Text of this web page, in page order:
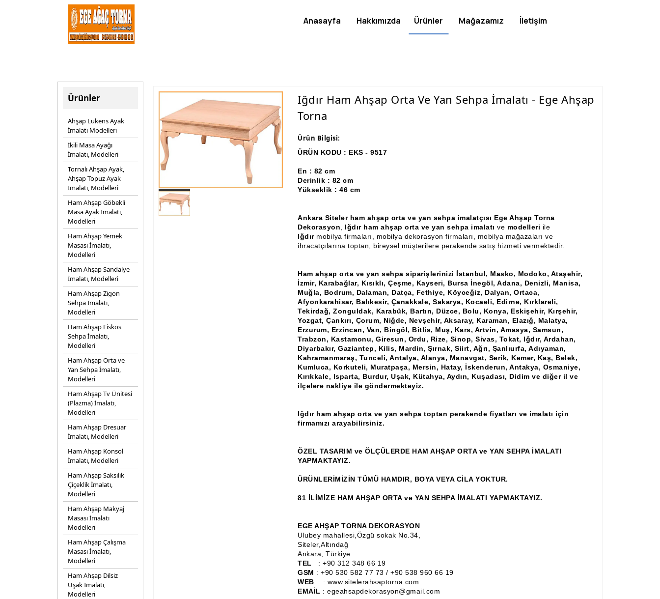
Ürünler
Ahşap Lukens Ayak
İmalatı Modelleri
İkili Masa Ayağı
İmalatı, Modelleri
Tornalı Ahşap Ayak,
Ahşap Topuz Ayak
İmalatı, Modelleri
Ham Ahşap Göbekli
Masa Ayak İmalatı,
Modelleri
Ham Ahşap Yemek
Masası İmalatı,
Modelleri
Ham Ahşap Sandalye
İmalatı, Modelleri
Ham Ahşap Zigon
Sehpa İmalatı,
Modelleri
Ham Ahşap Fiskos
Sehpa İmalatı,
Modelleri
Ham Ahşap Orta ve
Yan Sehpa İmalatı,
Modelleri
Ham Ahşap Tv Ünitesi
(Plazma) İmalatı,
Modelleri
Ham Ahşap Dresuar
İmalatı, Modelleri
Ham Ahşap Konsol
İmalatı, Modelleri
Ham Ahşap Saksılık
Çiçeklik İmalatı,
Modelleri
Ham Ahşap Makyaj
Masası İmalatı
Modelleri
Ham Ahşap Çalışma
Masası İmalatı,
Modelleri
Ham Ahşap Dilsiz
Uşak İmalatı,
Modelleri
Iğdır Ham Ahşap Orta Ve Yan Sehpa İmalatı - Ege Ahşap
Torna
Ürün Bilgisi:
ÜRÜN KODU : EKS - 9517
En : 82 cm
Derinlik : 82 cm
Yükseklik : 46 cm
Ankara Siteler ham ahşap orta ve yan sehpa imalatçısı Ege Ahşap Torna
Dekorasyon
Iğdır ham ahşap orta ve yan sehpa imalatı ve modelleri ile
Iğdır mobilya firmaları, mobilya dekorasyon firmaları, mobilya mağazaları ve
ihracatçılarına toptan, bireysel müşterilere perakende satış hizmeti vermektedir.
Ham ahşap orta ve yan sehpa siparişlerinizi İstanbul, Masko, Modoko, Ataşehir,
İzmir, Karabağlar, Kısıklı, Çeşme, Kayseri, Bursa İnegöl, Adana, Denizli, Manisa,
Muğla, Bodrum, Dalaman, Datça, Fethiye, Köyceğiz, Dalyan, Ortaca,
Afyonkarahisar, Balıkesir, Çanakkale, Sakarya, Kocaeli, Edirne, Kırklareli,
Tekirdağ, Zonguldak, Karabük, Bartın, Düzce, Bolu, Konya, Eskişehir, Kırşehir,
Yozgat, Çankırı, Çorum, Niğde, Nevşehir, Aksaray, Karaman, Elazığ, Malatya,
Erzurum, Erzincan, Van, Bingöl, Bitlis, Muş, Kars, Artvin, Amasya, Samsun,
Trabzon, Kastamonu, Giresun, Ordu, Rize, Sinop, Sivas, Tokat, Iğdır, Ardahan,
Diyarbakır, Gaziantep, Kilis, Mardin, Şırnak, Siirt, Ağrı, Şanlıurfa, Adıyaman,
Kahramanmaraş, Tunceli, Antalya, Alanya, Manavgat, Serik, Kemer, Kaş, Belek,
Kumluca, Korkuteli, Muratpaşa, Mersin, Hatay, İskenderun, Antakya, Osmaniye,
Kırıkkale, Isparta, Burdur, Uşak, Kütahya, Aydın, Kuşadası, Didim ve diğer il ve
ilçelere nakliye ile göndermekteyiz.
Iğdır ham ahşap orta ve yan sehpa toptan perakende fiyatları ve imalatı için
firmamızı arayabilirsiniz.
ÖZEL TASARIM ve ÖLÇÜLERDE HAM AHŞAP ORTA ve YAN SEHPA İMALATI
YAPMAKTAYIZ.
ÜRÜNLERİMİZİN TÜMÜ HAMDIR, BOYA VEYA CİLA YOKTUR.
81 İLİMİZE HAM AHŞAP ORTA ve YAN SEHPA İMALATI YAPMAKTAYIZ.
EGE AHŞAP TORNA DEKORASYON
Ulubey mahallesi,Özgü sokak No.34,
Siteler,Altındağ
Ankara, Türkiye
TEL : +90 312 348 66 19
GSM : +90 530 582 77 73 / +90 538 960 66 19
WEB : www.sitelerahsaptorna.com
EMAİL : egeahsapdekorasyon@gmail.com
Anasayfa Hakkımızda Ürünler Mağazamız İletişim